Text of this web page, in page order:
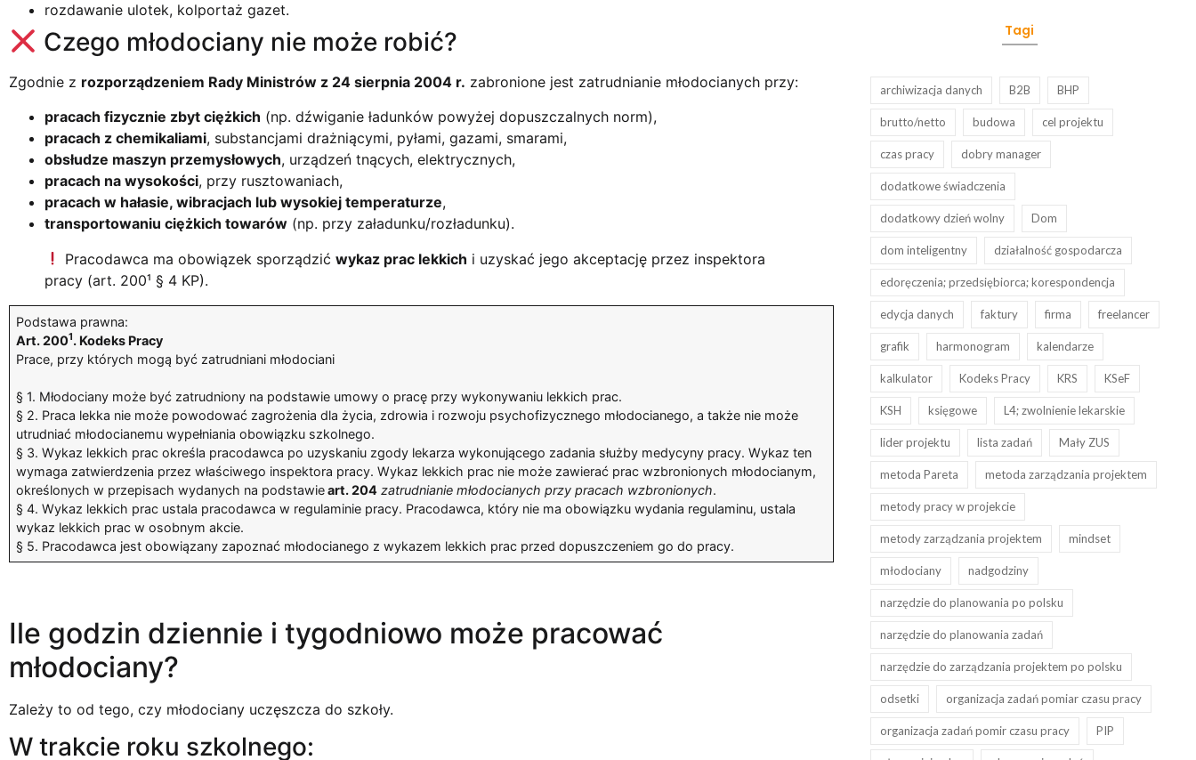
rozdawanie ulotek, kolportaż gazet.
Czego młodociany nie może robić?
Zgodnie z rozporządzeniem Rady Ministrów z 24 sierpnia 2004 r. zabronione jest zatrudnianie młodocianych przy:
pracach fizycznie zbyt ciężkich (np. dźwiganie ładunków powyżej dopuszczalnych norm),
pracach z chemikaliami, substancjami drażniącymi, pyłami, gazami, smarami,
obsłudze maszyn przemysłowych, urządzeń tnących, elektrycznych,
pracach na wysokości, przy rusztowaniach,
pracach w hałasie, wibracjach lub wysokiej temperaturze,
transportowaniu ciężkich towarów (np. przy załadunku/rozładunku).
Pracodawca ma obowiązek sporządzićwykaz prac lekkich i uzyskać jego akceptację przez inspektora
pracy (art. 200¹ § 4 KP).
Podstawa prawna:
Art. 2001. Kodeks Pracy
Prace, przy których mogą być zatrudniani młodociani
§ 1. Młodociany może być zatrudniony na podstawie umowy o pracę przy wykonywaniu lekkich prac.
§ 2. Praca lekka nie może powodować zagrożenia dla życia, zdrowia i rozwoju psychofizycznego młodocianego, a także nie może
utrudniać młodocianemu wypełniania obowiązku szkolnego.
§ 3. Wykaz lekkich prac określa pracodawca po uzyskaniu zgody lekarza wykonującego zadania służby medycyny pracy. Wykaz ten
wymaga zatwierdzenia przez właściwego inspektora pracy. Wykaz lekkich prac nie może zawierać prac wzbronionych młodocianym,
określonych w przepisach wydanych na podstawieart. 204 zatrudnianie młodocianych przy pracach wzbronionych.
§ 4. Wykaz lekkich prac ustala pracodawca w regulaminie pracy. Pracodawca, który nie ma obowiązku wydania regulaminu, ustala
wykaz lekkich prac w osobnym akcie.
§ 5. Pracodawca jest obowiązany zapoznać młodocianego z wykazem lekkich prac przed dopuszczeniem go do pracy.
Ile godzin dziennie i tygodniowo może pracować
młodociany?
Zależy to od tego, czy młodociany uczęszcza do szkoły.
W trakcie roku szkolnego:
Tagi
archiwizacja danych B2B BHP
brutto/netto budowa cel projektu
czas pracy dobry manager
dodatkowe świadczenia
dodatkowy dzień wolny Dom
dom inteligentny działalność gospodarcza
edoręczenia; przedsiębiorca; korespondencja
edycja danych faktury firma freelancer
grafik harmonogram kalendarze
kalkulator Kodeks Pracy KRS KSeF
KSH księgowe L4; zwolnienie lekarskie
lider projektu lista zadań Mały ZUS
metoda Pareta metoda zarządzania projektem
metody pracy w projekcie
metody zarządzania projektem mindset
młodociany nadgodziny
narzędzie do planowania po polsku
narzędzie do planowania zadań
narzędzie do zarządzania projektem po polsku
odsetki organizacja zadań pomiar czasu pracy
organizacja zadań pomir czasu pracy PIP